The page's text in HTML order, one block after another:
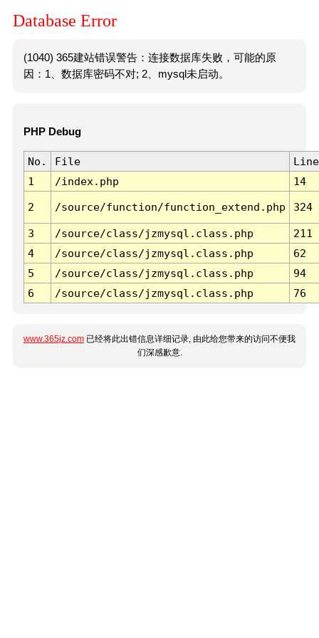
Database Error
(1040) 365建站错误警告：连接数据库失败，可能的原
因：1、数据库密码不对; 2、mysql未启动。
PHP Debug
No. File
Line
1
/index.php 14
2 /source/function/function_extend.php 324
3 /source/class/jzmysql.class.php
211
4
/source/class/jzmysql.class.php
62
5
/source/class/jzmysql.class.php
94
6
/source/class/jzmysql.class.php 76
www.365jz.com 已经将此出错信息详细记录, 由此给您带来的访问不便我
们深感歉意.